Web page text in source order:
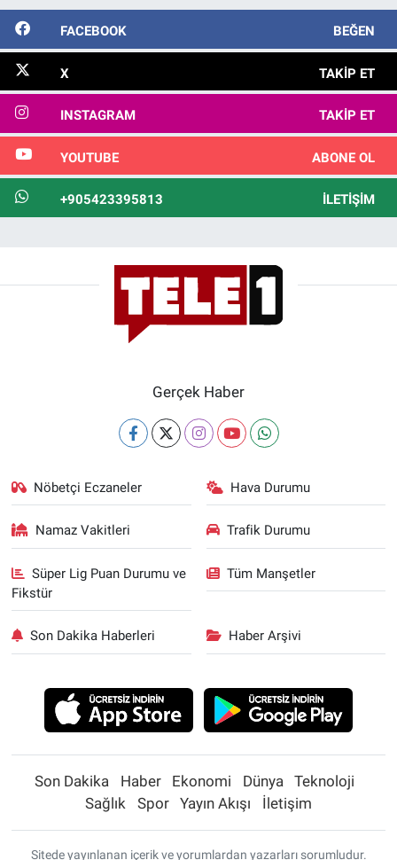
FACEBOOK BEĞEN
X TAKIP ET
INSTAGRAM TAKIP ET
YOUTUBE ABONE OL
+905423395813 İLETIŞIM
Gerçek Haber
Nöbetçi Eczaneler Hava Durumu
Namaz Vakitleri Trafik Durumu
Süper Lig Puan Durumu ve
Fikstür
Tüm Manşetler
Son Dakika Haberleri Haber Arşivi
Son Dakika Haber Ekonomi Dünya
Teknoloji
Sağlık
Spor Yayın Akışı İletişim
Sitede yayınlanan içerik ve yorumlardan yazarları sorumludur.